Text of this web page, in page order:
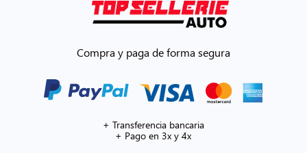
Compra y paga de forma segura
+ Transferencia bancaria
+ Pago en 3x y 4x